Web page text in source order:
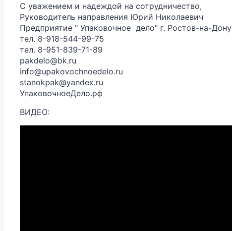
С уважением и надеждой на сотрудничество,
Руководитель направления Юрий Николаевич
Предприятие " Упаковочное дело" г. Ростов-на-Дону
тел. 8-918-544-99-75
тел. 8-951-839-71-89
pakdelo@bk.ru
info@upakovochnoedelo.ru
stanokpak@yandex.ru
УпаковочноеДело.рф
ВИДЕО: